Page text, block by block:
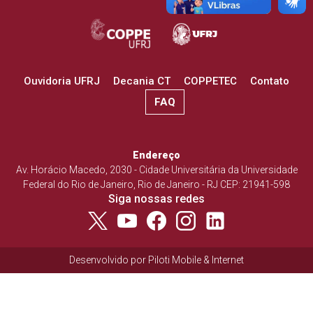
Ouvidoria UFRJ Decania CT COPPETEC
Contato
FAQ
Endereço
Av. Horácio Macedo, 2030 - Cidade Universitária da Universidade
Federal do Rio de Janeiro, Rio de Janeiro - RJ CEP: 21941-598
Siga nossas redes
Desenvolvido por Piloti Mobile & Internet